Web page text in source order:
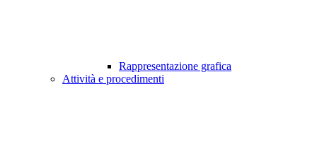
Rappresentazione grafica
Attività e procedimenti